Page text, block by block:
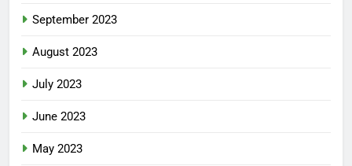
September 2023
August 2023
July 2023
June 2023
May 2023